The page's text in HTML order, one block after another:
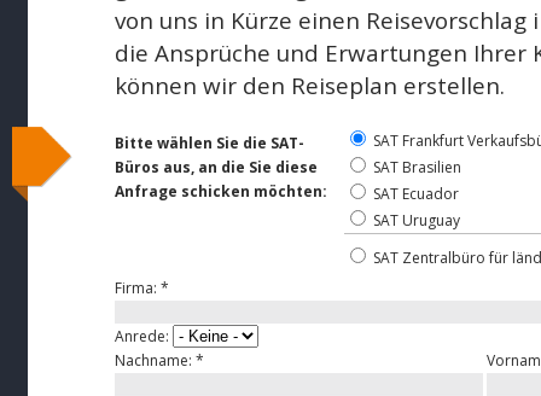
von uns in Kürze einen Reisevorschlag
die Ansprüche und Erwartungen Ihrer
können wir den Reiseplan erstellen.
Bitte wählen Sie die SAT-
Büros aus, an die Sie diese
Anfrage schicken möchten:
SAT Frankfurt
SAT Brasilien
SAT Ecuador
SAT Uruguay
SAT Zentralbüro für
Firma: *
Anrede:
Nachname: *